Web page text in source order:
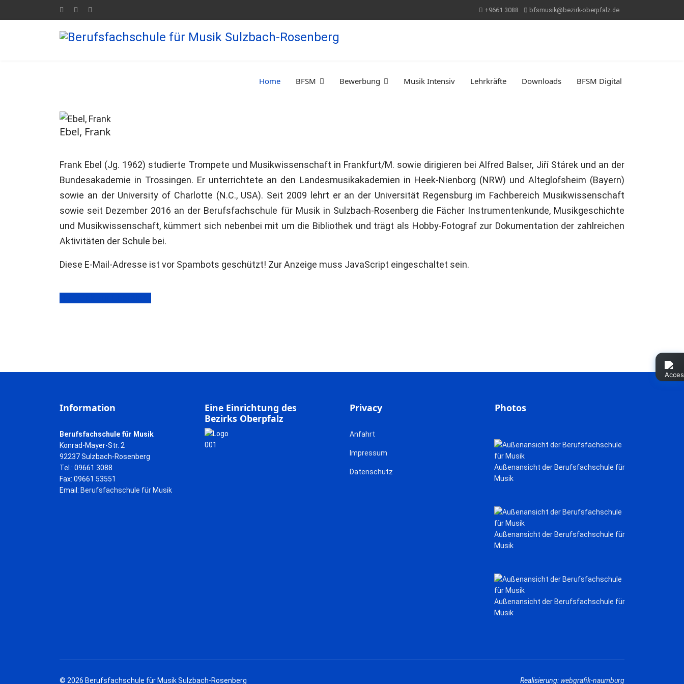
+9661 3088 bfsmusik@bezirk-oberpfalz.de
Home BFSM Bewerbung Musik Intensiv Lehrkräfte Downloads BFSM Digital
Ebel, Frank
Frank Ebel (Jg. 1962) studierte Trompete und Musikwissenschaft in Frankfurt/M. sowie dirigieren bei Alfred Balser, Jiří Stárek und an der
Bundesakademie in Trossingen. Er unterrichtete an den Landesmusikakademien in Heek-Nienborg (NRW) und Alteglofsheim (Bayern)
sowie an der University of Charlotte (N.C., USA). Seit 2009 lehrt er an der Universität Regensburg im Fachbereich Musikwissenschaft
sowie seit Dezember 2016 an der Berufsfachschule für Musik in Sulzbach-Rosenberg die Fächer Instrumentenkunde, Musikgeschichte
und Musikwissenschaft, kümmert sich nebenbei mit um die Bibliothek und trägt als Hobby-Fotograf zur Dokumentation der zahlreichen
Aktivitäten der Schule bei.
Diese E-Mail-Adresse ist vor Spambots geschützt! Zur Anzeige muss JavaScript eingeschaltet sein.
Information
Berufsfachschule für Musik
Konrad-Mayer-Str. 2
92237 Sulzbach-Rosenberg
Tel.: 09661 3088
Fax: 09661 53551
Email: Berufsfachschule für Musik
Eine Einrichtung des
Bezirks Oberpfalz
Privacy
Anfahrt
Impressum
Datenschutz
Photos
Außenansicht der Berufsfachschule für
Musik
Außenansicht der Berufsfachschule für
Musik
Außenansicht der Berufsfachschule für
Musik
© 2026 Berufsfachschule für Musik Sulzbach-Rosenberg Realisierung: webgrafik-naumburg